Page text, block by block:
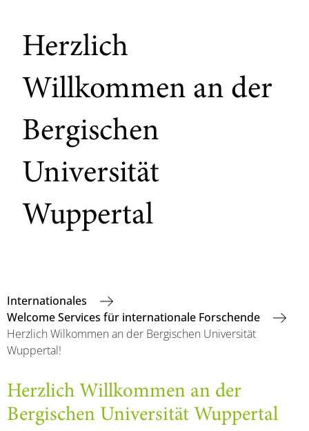
Herzlich
Willkommen an der
Bergischen
Universität
Wuppertal
Internationales
Welcome Services für internationale Forschende
Herzlich Wilkommen an der Bergischen Universität
Wuppertal!
Herzlich Willkommen an der
Bergischen Universität Wuppertal